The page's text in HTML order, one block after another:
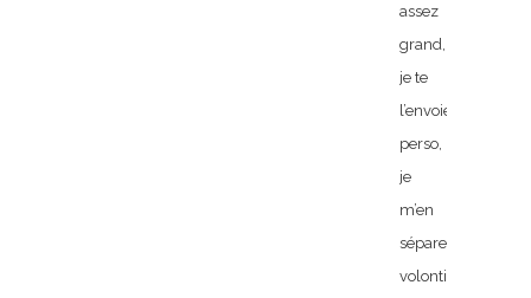
assez
grand,
je te
l’envoie…
perso,
je
m’en
sépare
volontiers…